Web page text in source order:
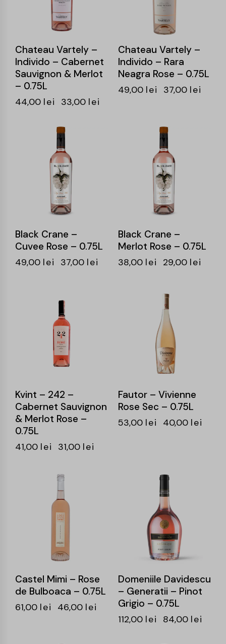
Chateau Vartely –
Individo – Cabernet
Sauvignon & Merlot
– 0.75L
44,00 lei 33,00 lei
Chateau Vartely –
Individo – Rara
Neagra Rose – 0.75L
49,00 lei 37,00 lei
Black Crane –
Cuvee Rose – 0.75L
49,00 lei 37,00 lei
Black Crane –
Merlot Rose – 0.75L
38,00 lei 29,00 lei
Kvint – 242 –
Cabernet Sauvignon
& Merlot Rose –
0.75L
41,00 lei 31,00 lei
Fautor – Vivienne
Rose Sec – 0.75L
53,00 lei 40,00 lei
Castel Mimi – Rose
de Bulboaca – 0.75L
61,00 lei 46,00 lei
Domeniile Davidescu
– Generatii – Pinot
Grigio – 0.75L
112,00 lei 84,00 lei